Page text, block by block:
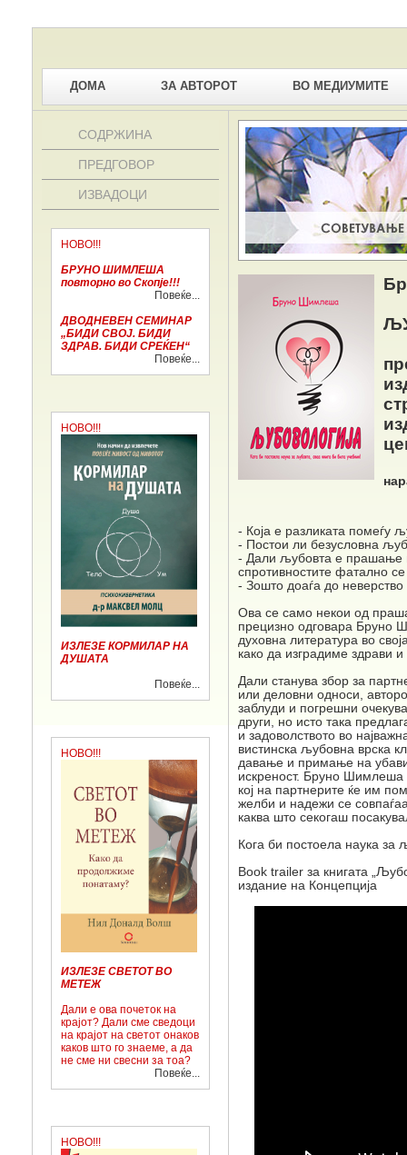
ДОМА ЗА АВТОРОТ ВО МЕДИУМИТЕ
СОДРЖИНА
ПРЕДГОВОР
ИЗВАДОЦИ
НОВО!!!
БРУНО ШИМЛЕША
повторно во Скопје!!!
Повеќе...
ДВОДНЕВЕН СЕМИНАР
„БИДИ СВОЈ. БИДИ
ЗДРАВ. БИДИ СРЕЌЕН“
Повеќе...
НОВО!!!
ИЗЛЕЗЕ КОРМИЛАР НА
ДУШАТА
Повеќе...
НОВО!!!
ИЗЛЕЗЕ СВЕТОТ ВО
МЕТЕЖ
Дали е ова почеток на
крајот? Дали сме сведоци
на крајот на светот онаков
каков што го знаеме, а да
не сме ни свесни за тоа?
Повеќе...
НОВО!!!
- Која е разликата помеѓу
- Постои ли безусловна
- Дали љубовта е прашање
спротивностите фатално
- Зошто доаѓа до
Ова се само некои од
прецизно одговара Бруно
духовна литература во
како да изградиме здрави
Дали станува збор за
или деловни односи,
заблуди и погрешни
други, но исто така
и задоволството во
вистинска љубовна врска
давање и примање на
искреност. Бруно Шимлеша
кој на партнерите ќе им
желби и надежи се
каква што секогаш
Кога би постоела наука за
Book trailer за книгата
издание на Концепција